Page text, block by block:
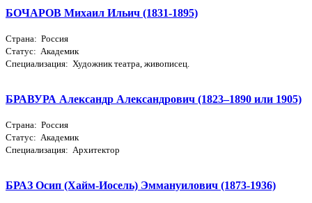
БОЧАРОВ Михаил Ильич (1831-1895)
Страна: Россия
Статус: Академик
Специализация: Художник театра, живописец.
БРАВУРА Александр Александрович (1823–1890 или 1905)
Страна: Россия
Статус: Академик
Специализация: Архитектор
БРАЗ Осип (Хайм-Иосель) Эммануилович (1873-1936)